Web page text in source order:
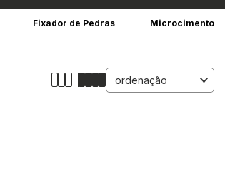
Fixador de Pedras Microcimento